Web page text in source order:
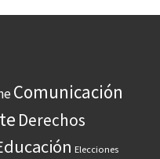
Comunicación
Derechos
Elecciones